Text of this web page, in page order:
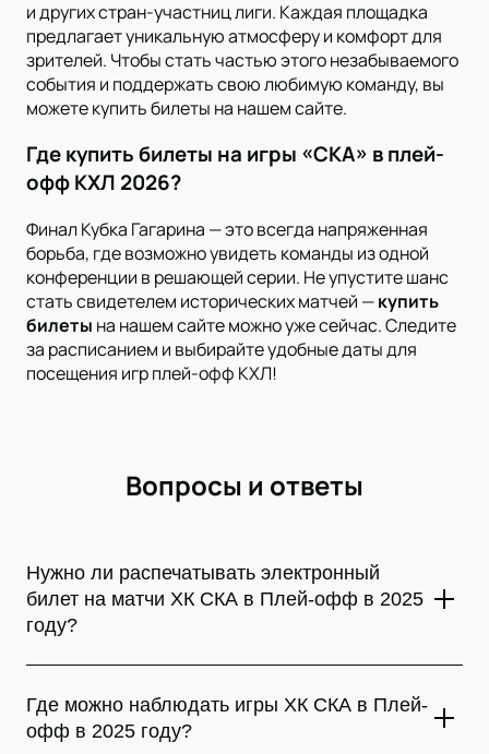
и других стран-участниц лиги. Каждая площадка
предлагает уникальную атмосферу и комфорт для
зрителей. Чтобы стать частью этого незабываемого
события и поддержать свою любимую команду, вы
можете купить билеты на нашем сайте.
Где купить билеты на игры «СКА» в плей-
офф КХЛ 2026?
Финал Кубка Гагарина — это всегда напряженная
борьба, где возможно увидеть команды из одной
конференции в решающей серии. Не упустите шанс
стать свидетелем исторических матчей —купить
билеты на нашем сайте можно уже сейчас. Следите
за расписанием и выбирайте удобные даты для
посещения игр плей-офф КХЛ!
Вопросы и ответы
Нужно ли распечатывать электронный
билет на матчи ХК СКА в Плей-офф в 2025
году?
обязательно распечатывать электронный билет.
Достаточно показать его на мобильном телефоне или
планшете при входе. Сервис нашего сайта предоставляет
Где можно наблюдать игры ХК СКА в Плей-
офф в 2025 году?